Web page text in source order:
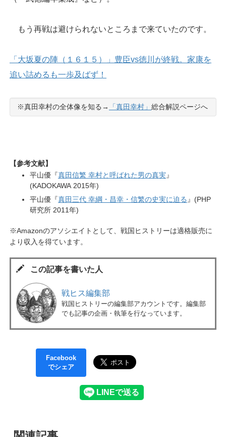
もう再戦は避けられないところまで来ていたのです。
「大坂夏の陣（１６１５）」豊臣vs徳川が終戦。家康を
追い詰めるも一歩及ばず！
※真田幸村の全体像を知る→ 「真田幸村」 総合解説ページへ
【参考文献】
平山優『真田信繁 幸村と呼ばれた男の真実』
(KADOKAWA 2015年)
平山優『真田三代 幸綱・昌幸・信繁の史実に迫る 』(PHP
研究所 2011年)
※Amazonのアソシエイトとして、戦国ヒストリーは適格販売に
より収入を得ています。
この記事を書いた人
戦ヒス編集部
戦国ヒストリーの編集部アカウントです。編集部
でも記事の企画・執筆を行なっています。
Facebook
でシェア